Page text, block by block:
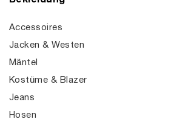
Accessoires
Jacken & Westen
Mäntel
Kostüme & Blazer
Jeans
Hosen